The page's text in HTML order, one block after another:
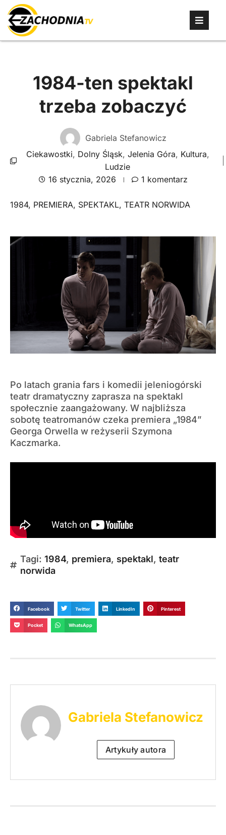
1984-ten spektakl
trzeba zobaczyć
Gabriela Stefanowicz
Ciekawostki, Dolny Śląsk, Jelenia Góra, Kultura,
Ludzie
16 stycznia, 2026
1 komentarz
1984, PREMIERA, SPEKTAKL, TEATR NORWIDA
Po latach grania fars i komedii jeleniogórski
teatr dramatyczny zaprasza na spektakl
społecznie zaangażowany. W najbliższa
sobotę teatromanów czeka premiera „1984”
Georga Orwella w reżyserii Szymona
Kaczmarka.
Tagi: 1984, premiera, spektakl, teatr
norwida
Facebook Twitter LinkedIn Pinterest
Pocket WhatsApp
Gabriela Stefanowicz
Artykuły autora